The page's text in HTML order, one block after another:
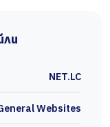
NET.LC
Websites